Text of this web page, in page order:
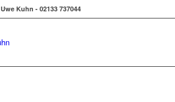
Uwe Kuhn - 02133 737044